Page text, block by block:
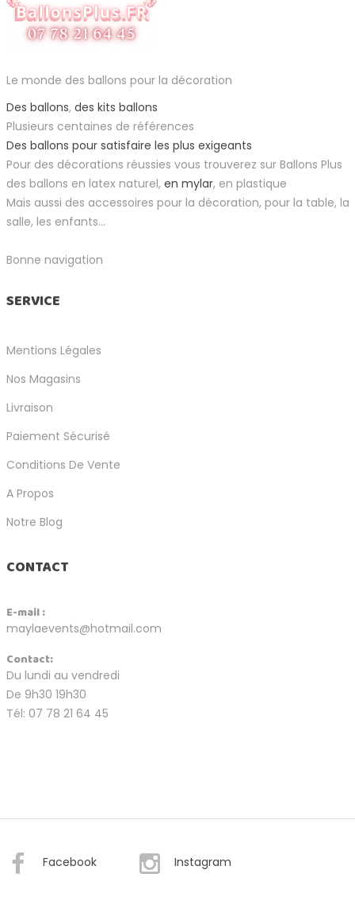
Le monde des ballons pour la décoration
Des ballons, des kits ballons
Plusieurs centaines de références
Des ballons pour satisfaire les plus exigeants
Pour des décorations réussies vous trouverez sur Ballons Plus
des ballons en latex naturel, en mylar, en plastique
Mais aussi des accessoires pour la décoration, pour la table, la
salle, les enfants...
Bonne navigation
SERVICE
Mentions Légales
Nos Magasins
Livraison
Paiement Sécurisé
Conditions De Vente
A Propos
Notre Blog
CONTACT
E-mail :
maylaevents@hotmail.com
Contact:
Du lundi au vendredi
De 9h30 19h30
Tél: 07 78 21 64 45
Facebook Instagram